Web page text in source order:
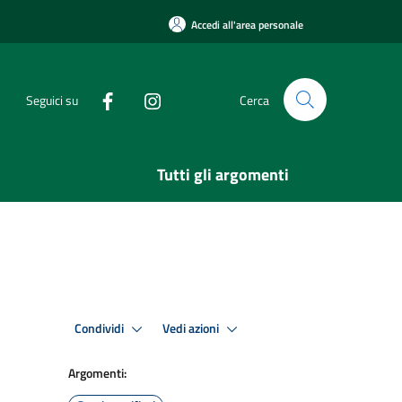
Accedi all'area personale
Seguici su Cerca
Tutti gli argomenti
Condividi Vedi azioni
Argomenti: